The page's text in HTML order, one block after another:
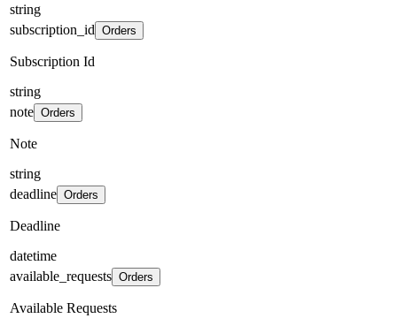
string
subscription_id Orders
Subscription Id
string
note Orders
Note
string
deadline Orders
Deadline
datetime
available_requests Orders
Available Requests